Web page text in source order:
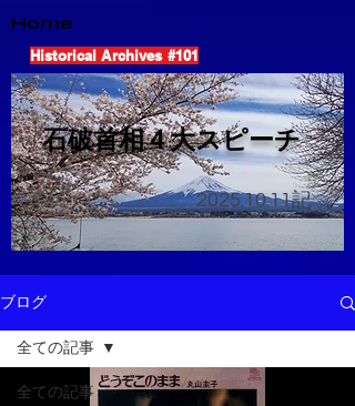
Home
Historical Archives #101
​石破首相４大スピーチ
2025.10.11記
ブログ
全ての記事
全ての記事